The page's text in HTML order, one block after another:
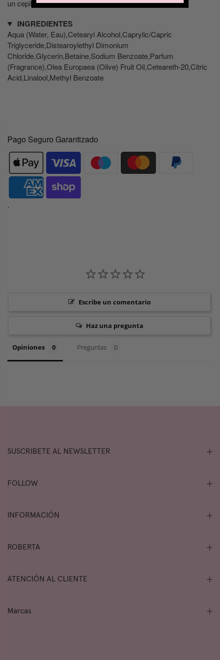
un cepillo para conseguir un aspecto más dócil.
INGREDIENTES
Aqua (Water, Eau),Cetearyl Alcohol,Caprylic/Capric
Triglyceride,Distearoylethyl Dimonium
Chloride,Glycerin,Betaine,Sodium Benzoate,Parfum
(Fragrance),Olea Europaea (Olive) Fruit Oil,Ceteareth-20,Citric
Acid,Linalool,Methyl Benzoate
Pago Seguro Garantizado
.
Escribe un comentario
Haz una pregunta
Opiniones Preguntas
SUSCRIBETE AL NEWSLETTER
FOLLOW
INFORMACIÓN
ROBERTA
ATENCIÓN AL CLIENTE
Marcas